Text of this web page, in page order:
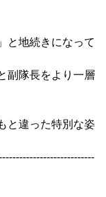
と地続きになって
副隊長をより一層
と違った特別な姿